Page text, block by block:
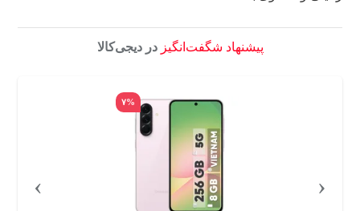
پیشنهاد شگفت‌انگیز در دیجی‌کالا
۷%
‹
›